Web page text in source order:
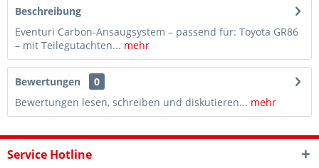
Beschreibung
Eventuri Carbon-Ansaugsystem – passend für: Toyota GR86
– mit Teilegutachten... mehr
Bewertungen
0
Bewertungen lesen, schreiben und diskutieren... mehr
Service Hotline